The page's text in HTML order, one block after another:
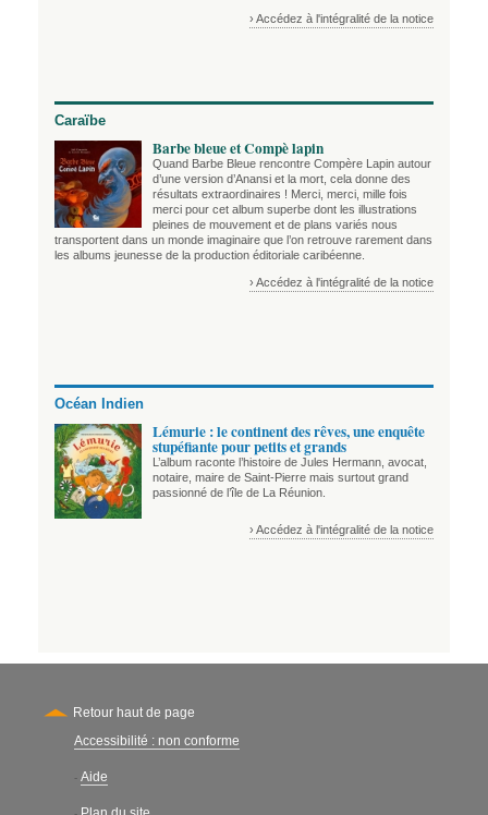
› Accédez à l'intégralité de la notice
Caraïbe
Barbe bleue et Compè lapin
Quand Barbe Bleue rencontre Compère Lapin autour
d’une version d’Anansi et la mort, cela donne des
résultats extraordinaires ! Merci, merci, mille fois
merci pour cet album superbe dont les illustrations
pleines de mouvement et de plans variés nous
transportent dans un monde imaginaire que l’on retrouve rarement dans
les albums jeunesse de la production éditoriale caribéenne.
› Accédez à l'intégralité de la notice
Océan Indien
Lémurie : le continent des rêves, une enquête
stupéfiante pour petits et grands
L’album raconte l’histoire de Jules Hermann, avocat,
notaire, maire de Saint-Pierre mais surtout grand
passionné de l’île de La Réunion.
› Accédez à l'intégralité de la notice
Retour haut de page
Secondary
Accessibilité : non conforme
- Aide